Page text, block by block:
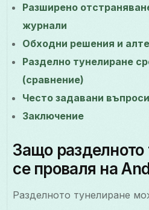
Разширено
журнали
Обходни решения и
Разделно тунелиране
(сравнение)
Често задавани въпроси
Заключение
Защо разделното
се проваля на
Разделното тунелиране